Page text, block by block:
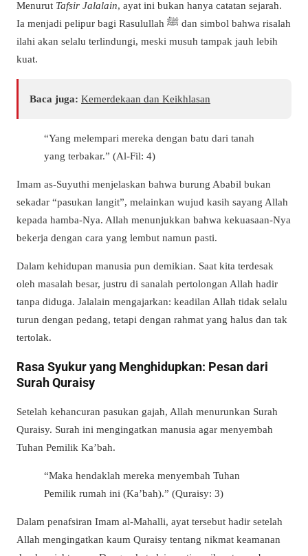
Menurut Tafsir Jalalain, ayat ini bukan hanya catatan sejarah.
Ia menjadi pelipur bagi Rasulullah ﷺ dan simbol bahwa risalah
ilahi akan selalu terlindungi, meski musuh tampak jauh lebih
kuat.
Baca juga: Kemerdekaan dan Keikhlasan
“Yang melempari mereka dengan batu dari tanah
yang terbakar.” (Al-Fil: 4)
Imam as-Suyuthi menjelaskan bahwa burung Ababil bukan
sekadar “pasukan langit”, melainkan wujud kasih sayang Allah
kepada hamba-Nya. Allah menunjukkan bahwa kekuasaan-Nya
bekerja dengan cara yang lembut namun pasti.
Dalam kehidupan manusia pun demikian. Saat kita terdesak
oleh masalah besar, justru di sanalah pertolongan Allah hadir
tanpa diduga. Jalalain mengajarkan: keadilan Allah tidak selalu
turun dengan pedang, tetapi dengan rahmat yang halus dan tak
tertolak.
Rasa Syukur yang Menghidupkan: Pesan dari
Surah Quraisy
Setelah kehancuran pasukan gajah, Allah menurunkan Surah
Quraisy. Surah ini mengingatkan manusia agar menyembah
Tuhan Pemilik Ka’bah.
“Maka hendaklah mereka menyembah Tuhan
Pemilik rumah ini (Ka’bah).” (Quraisy: 3)
Dalam penafsiran Imam al-Mahalli, ayat tersebut hadir setelah
Allah mengingatkan kaum Quraisy tentang nikmat keamanan